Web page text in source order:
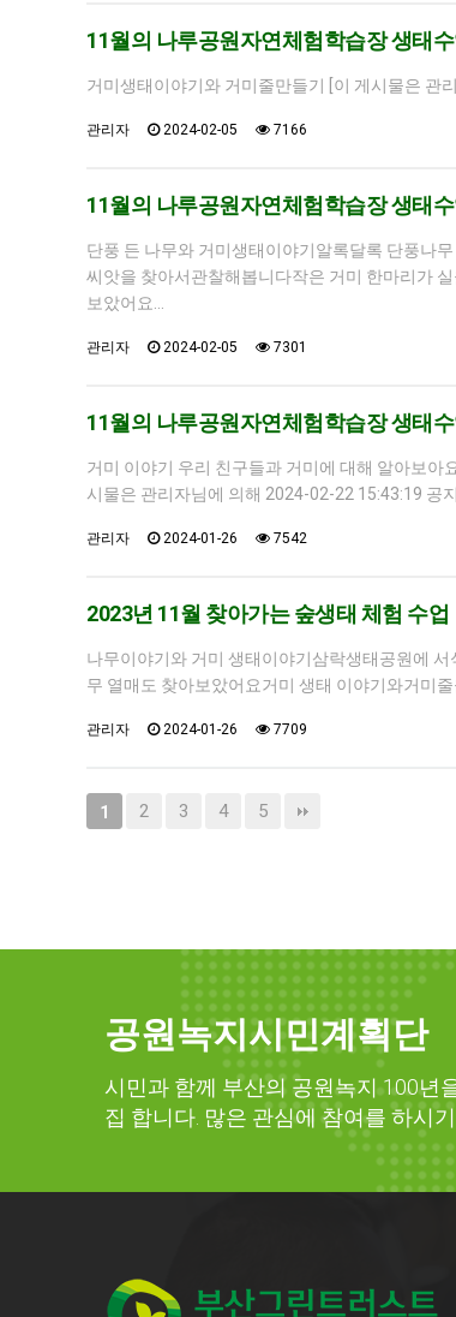
11월의 나루공원자연체험학습장 생태수
거미생태이야기와 거미줄만들기 [이 게시물은 관
관리자 2024-02-05 7166
11월의 나루공원자연체험학습장 생태수
단풍 든 나무와 거미생태이야기알록달록 단풍나
씨앗을 찾아서관찰해봅니다작은 거미 한마리가
보았어요…
관리자 2024-02-05 7301
11월의 나루공원자연체험학습장 생태수
거미 이야기 우리 친구들과 거미에 대해 알아보아
시물은 관리자님에 의해 2024-02-22 15:43:19 공
관리자 2024-01-26 7542
2023년 11월 찾아가는 숲생태 체험 수업
나무이야기와 거미 생태이야기삼락생태공원에
무 열매도 찾아보았어요거미 생태 이야기와거미
관리자 2024-01-26 7709
1 2 3 4 5
공원녹지시민계획단
시민과 함께 부산의 공원녹지 100년
집 합니다. 많은 관심에 참여를 하시